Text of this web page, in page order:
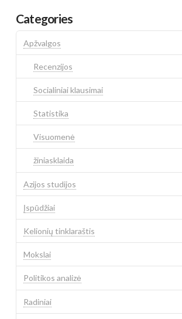
Categories
Apžvalgos
Recenzijos
Socialiniai klausimai
Statistika
Visuomenė
žiniasklaida
Azijos studijos
Įspūdžiai
Kelionių tinklaraštis
Mokslai
Politikos analizė
Radiniai